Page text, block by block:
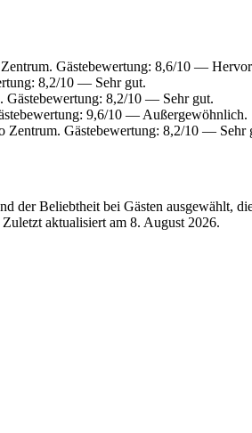
Gästebewertung: 8,6/10 —
8,2/10 — Sehr gut.
8,2/10 — Sehr gut.
9,6/10 — Außergewöhnlich.
Gästebewertung: 8,2/10 — Sehr
der Beliebtheit bei Gästen ausgewählt,
aktualisiert am 8. August 2026.